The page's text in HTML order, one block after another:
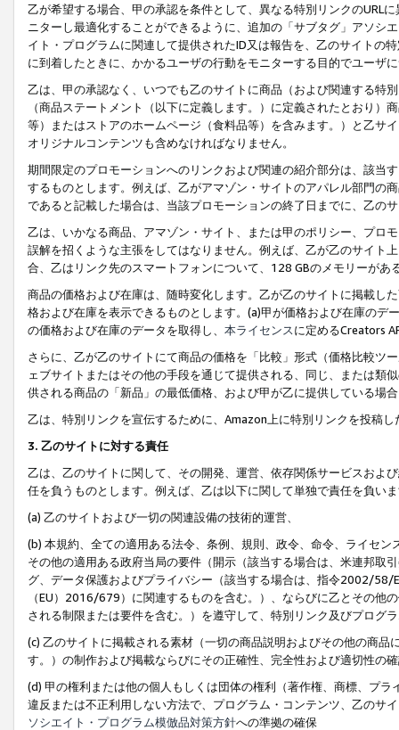
乙が希望する場合、甲の承認を条件として、異なる特別リンクのURL
ニターし最適化することができるように、追加の「サブタグ」アソシ
イト・プログラムに関連して提供されたID又は報告を、乙のサイトの
に到着したときに、かかるユーザの行動をモニターする目的でユーザ
乙は、甲の承認なく、いつでも乙のサイトに商品（および関連する特
（商品ステートメント（以下に定義します。）に定義されたとおり
等）またはストアのホームページ（食料品等）を含みます。）と乙サ
オリジナルコンテンツも含めなければなりません。
期間限定のプロモーションへのリンクおよび関連の紹介部分は、該当
するものとします。例えば、乙がアマゾン・サイトのアパレル部門の
であると記載した場合は、当該プロモーションの終了日までに、乙の
乙は、いかなる商品、アマゾン・サイト、または甲のポリシー、プロ
誤解を招くような主張をしてはなりません。例えば、乙が乙のサイト
合、乙はリンク先のスマートフォンについて、128 GBのメモリーがあ
商品の価格および在庫は、随時変化します。乙が乙のサイトに掲載し
格および在庫を表示できるものとします。(a)甲が価格および在庫の
の価格および在庫のデータを取得し、 本ライセンスに定めるCreators
さらに、乙が乙のサイトにて商品の価格を「比較」形式（価格比較ツ
ェブサイトまたはその他の手段を通じて提供される、同じ、または類
供される商品の「新品」の最低価格、および甲が乙に提供している場
乙は、特別リンクを宣伝するために、Amazon上に特別リンクを投稿
3. 乙のサイトに対する責任
乙は、乙のサイトに関して、その開発、運営、依存関係サービスおよ
任を負うものとします。例えば、乙は以下に関して単独で責任を負い
(a) 乙のサイトおよび一切の関連設備の技術的運営、
(b) 本規約、全ての適用ある法令、条例、規則、政令、命令、ライセ
その他の適用ある政府当局の要件（開示（該当する場合は、米連邦取
グ、データ保護およびプライバシー（該当する場合は、指令2002/58/
（EU）2016/679）に関連するものを含む。）、ならびに乙とその他
される制限または要件を含む。）を遵守して、特別リンク及びプログ
(c) 乙のサイトに掲載される素材（一切の商品説明およびその他の商
す。）の制作および掲載ならびにその正確性、完全性および適切性の
(d) 甲の権利または他の個人もしくは団体の権利（著作権、商標、プ
違反または不正利用しない方法で、プログラム・コンテンツ、乙のサ
ソシエイト・プログラム模倣品対策方針への準拠の確保